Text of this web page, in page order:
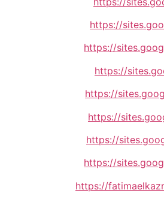
https://
https://
https://
https://
https://
https://
https://
https://